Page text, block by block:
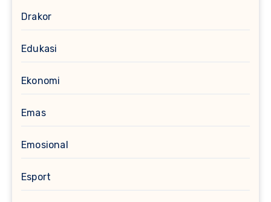
Drakor
Edukasi
Ekonomi
Emas
Emosional
Esport